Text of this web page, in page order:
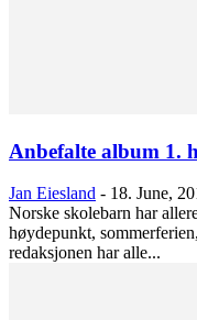
Anbefalte album 1.
Jan Eiesland - 18. June,
Norske skolebarn har
høydepunkt,
redaksjonen har alle...